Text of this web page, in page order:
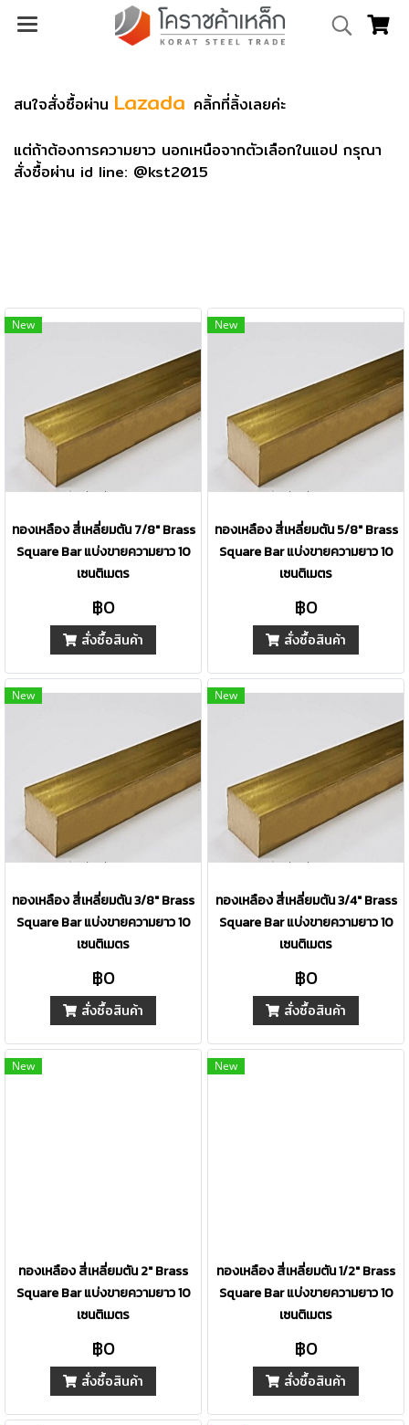
สนใจสั่งซื้อผ่าน Lazada คลิ้กที่ลิ้งเลยค่ะ
แต่ถ้าต้องการความยาว นอกเหนือจากตัวเลือกในแอป กรุณา
สั่งซื้อผ่าน id line: @kst2015
New
ทองเหลือง สี่เหลี่ยมตัน 7/8" Brass
Square Bar แบ่งขายความยาว 10
เซนติเมตร
฿0
สั่งซื้อสินค้า
New
ทองเหลือง สี่เหลี่ยมตัน 5/8" Brass
Square Bar แบ่งขายความยาว 10
เซนติเมตร
฿0
สั่งซื้อสินค้า
New
ทองเหลือง สี่เหลี่ยมตัน 3/8" Brass
Square Bar แบ่งขายความยาว 10
เซนติเมตร
฿0
สั่งซื้อสินค้า
New
ทองเหลือง สี่เหลี่ยมตัน 3/4" Brass
Square Bar แบ่งขายความยาว 10
เซนติเมตร
฿0
สั่งซื้อสินค้า
New
ทองเหลือง สี่เหลี่ยมตัน 2" Brass
Square Bar แบ่งขายความยาว 10
เซนติเมตร
฿0
สั่งซื้อสินค้า
New
ทองเหลือง สี่เหลี่ยมตัน 1/2" Brass
Square Bar แบ่งขายความยาว 10
เซนติเมตร
฿0
สั่งซื้อสินค้า